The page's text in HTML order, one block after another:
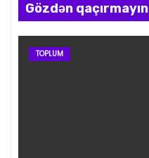
Gözdən qaçırmayın
TOPLUM